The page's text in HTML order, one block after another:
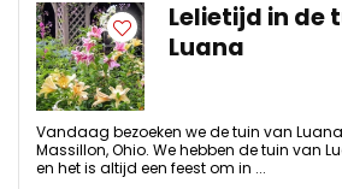
Lelietijd in de
Luana
Vandaag bezoeken we de tuin van
Massillon, Ohio. We hebben de tuin van
en het is altijd een feest om in ...